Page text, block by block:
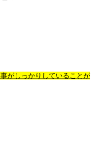
がしっかりしていることが